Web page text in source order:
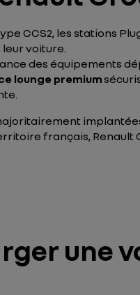
CCS2, les stations
voiture.
des équipements
lounge premium
français, Renault
une